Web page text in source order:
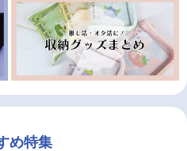
め特集